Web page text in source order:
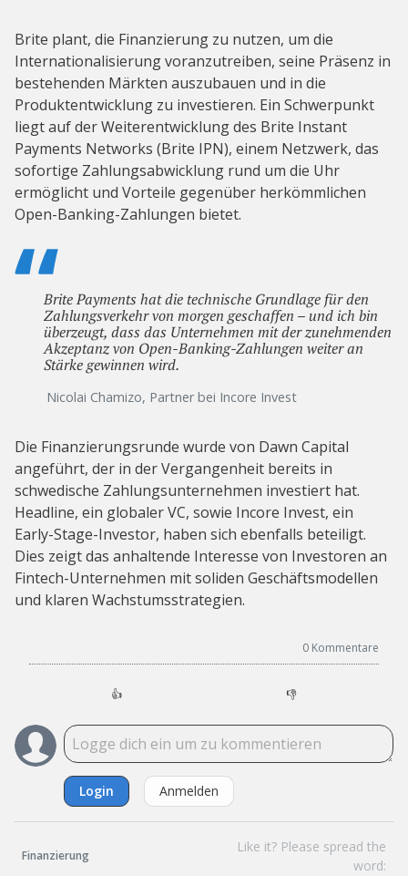
Brite plant, die Finanzierung zu nutzen, um die
Internationalisierung voranzutreiben, seine Präsenz in
bestehenden Märkten auszubauen und in die
Produktentwicklung zu investieren. Ein Schwerpunkt
liegt auf der Weiterentwicklung des Brite Instant
Payments Networks (Brite IPN), einem Netzwerk, das
sofortige Zahlungsabwicklung rund um die Uhr
ermöglicht und Vorteile gegenüber herkömmlichen
Open-Banking-Zahlungen bietet.
Brite Payments hat die technische Grundlage für den
Zahlungsverkehr von morgen geschaffen – und ich bin
überzeugt, dass das Unternehmen mit der zunehmenden
Akzeptanz von Open-Banking-Zahlungen weiter an
Stärke gewinnen wird.
Nicolai Chamizo, Partner bei Incore Invest
Die Finanzierungsrunde wurde von Dawn Capital
angeführt, der in der Vergangenheit bereits in
schwedische Zahlungsunternehmen investiert hat.
Headline, ein globaler VC, sowie Incore Invest, ein
Early-Stage-Investor, haben sich ebenfalls beteiligt.
Dies zeigt das anhaltende Interesse von Investoren an
Fintech-Unternehmen mit soliden Geschäftsmodellen
und klaren Wachstumsstrategien.
0 Kommentare
👍 👎
Login Anmelden
Finanzierung
Like it? Please spread the
word: